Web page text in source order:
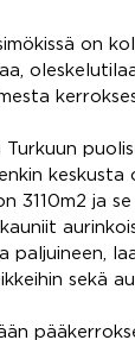
on
Turkuun
keskusta
3110m2 ja
paljuineen,
sekä